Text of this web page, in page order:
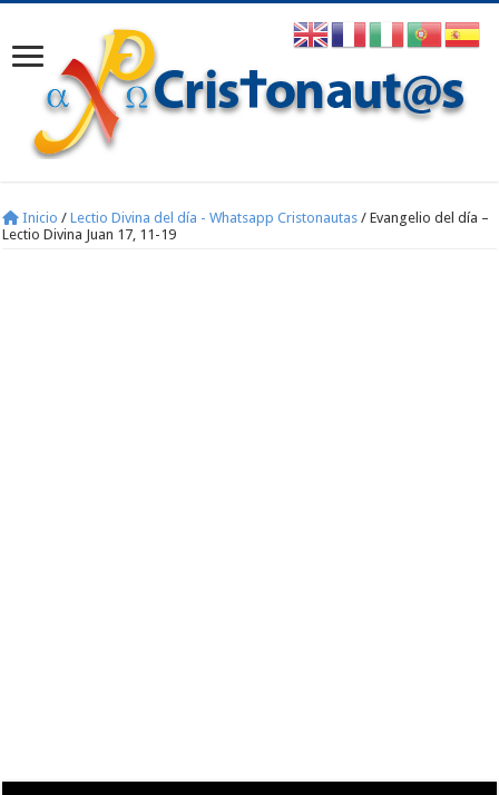
Inicio / Lectio Divina del día - Whatsapp Cristonautas / Evangelio del día –
Lectio Divina Juan 17, 11-19